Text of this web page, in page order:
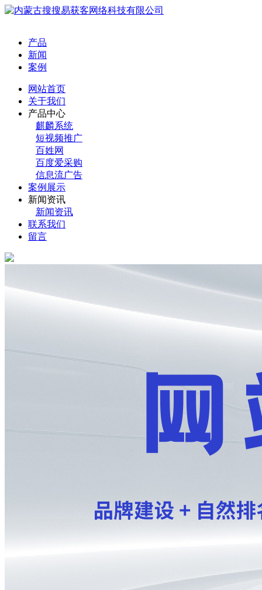
产品
新闻
案例
网站首页
关于我们
产品中心
麒麟系统
短视频推广
百姓网
百度爱采购
信息流广告
案例展示
新闻资讯
新闻资讯
联系我们
留言